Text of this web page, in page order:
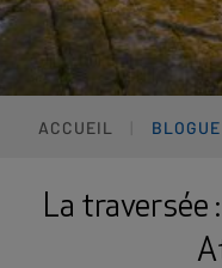
ACCUEIL BLOGUE
La traversée